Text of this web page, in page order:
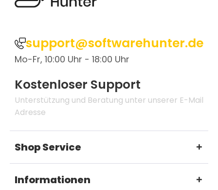
support@softwarehunter.de
Mo-Fr, 10:00 Uhr - 18:00 Uhr
Kostenloser Support
Unterstützung und Beratung unter unserer E-Mail
Adresse
Shop Service
Informationen